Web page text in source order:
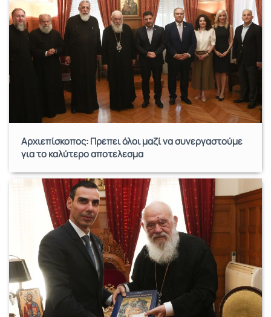
Αρχιεπίσκοπος: Πρέπει όλοι μαζί να συνεργαστούμε
για το καλύτερο αποτέλεσμα